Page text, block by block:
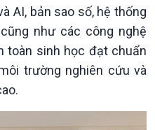
AI, bản sao số, hệ thống
như các công nghệ
toàn sinh học đạt chuẩn
trường nghiên cứu và